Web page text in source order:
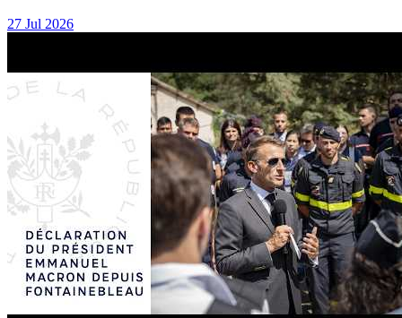
27 Jul 2026